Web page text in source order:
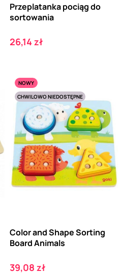
Przeplatanka pociąg do
sortowania
Cena
26,14 zł
NOWY
CHWILOWO NIEDOSTĘPNE
Color and Shape Sorting
Board Animals
Cena
39,08 zł